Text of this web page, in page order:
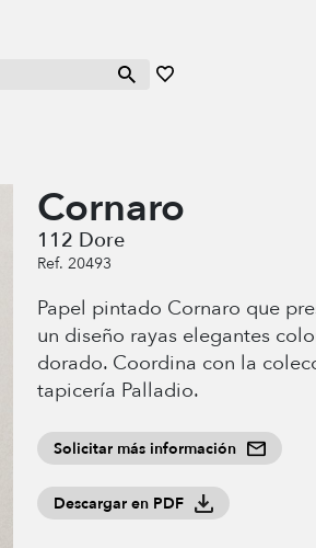
Cornaro
112 Dore
Ref. 20493
Papel pintado Cornaro que
un diseño rayas elegantes
dorado. Coordina con la
tapicería Palladio.
Solicitar más información
Descargar en PDF